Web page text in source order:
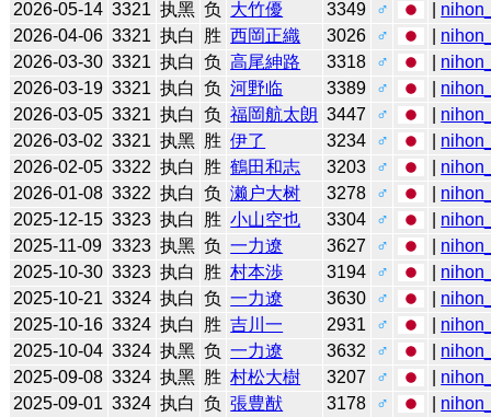
2026-05-14 3321 执黑 负 大竹優 3349 ♂
2026-04-06 3321 执白 胜 西岡正織 3026 ♂
2026-03-30 3321 执白 负 高尾紳路 3318 ♂
2026-03-19 3321 执白 负 河野临 3389 ♂
2026-03-05 3321 执白 负 福岡航太朗 3447 ♂
2026-03-02 3321 执黑 胜 伊了 3234 ♂
2026-02-05 3322 执白 胜 鶴田和志 3203 ♂
2026-01-08 3322 执白 负 濑户大树 3278 ♂
2025-12-15 3323 执白 胜 小山空也 3304 ♂
2025-11-09 3323 执黑 负 一力遼 3627 ♂
2025-10-30 3323 执白 胜 村本渉 3194 ♂
2025-10-21 3324 执白 负 一力遼 3630 ♂
2025-10-16 3324 执白 胜 吉川一 2931 ♂
2025-10-04 3324 执黑 负 一力遼 3632 ♂
2025-09-08 3324 执黑 胜 村松大樹 3207 ♂
2025-09-01 3324 执白 负 張豊猷 3178 ♂